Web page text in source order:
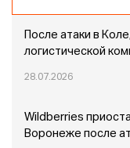
После атаки в
логистической
28.07.2026
Wildberries
Воронеже после